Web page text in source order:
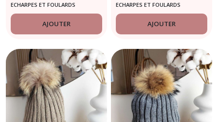
ECHARPES ET FOULARDS
AJOUTER
ECHARPES ET FOULARDS
AJOUTER